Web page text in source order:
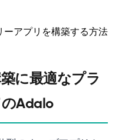
に最適なプラ
Adalo